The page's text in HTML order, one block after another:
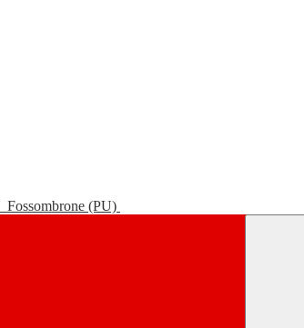
Fossombrone (PU)